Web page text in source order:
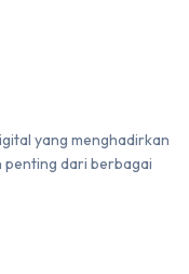
yang menghadirkan
dari berbagai